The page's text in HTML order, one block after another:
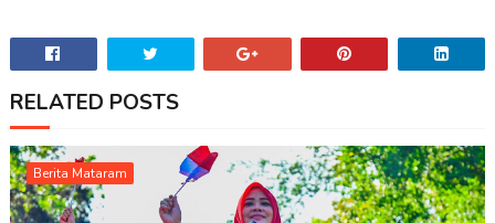
RELATED POSTS
Berita Mataram